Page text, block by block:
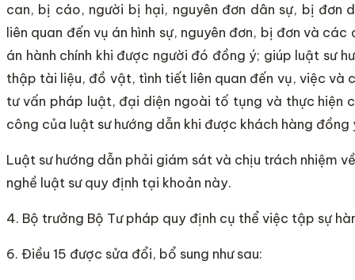
can, bị cáo, người bị hại, nguyên đơn dân sự, bị đơn
liên quan đến vụ án hình sự, nguyên đơn, bị đơn và
án hành chính khi được người đó đồng ý; giúp luật sư
thập tài liệu, đồ vật, tình tiết liên quan đến vụ, việc và
tư vấn pháp luật, đại diện ngoài tố tụng và thực hiện
công của luật sư hướng dẫn khi được khách hàng đồng
Luật sư hướng dẫn phải giám sát và chịu trách nhiệm
nghề luật sư quy định tại khoản này.
4. Bộ trưởng Bộ Tư pháp quy định cụ thể việc tập sự
6. Điều 15 được sửa đổi, bổ sung như sau: